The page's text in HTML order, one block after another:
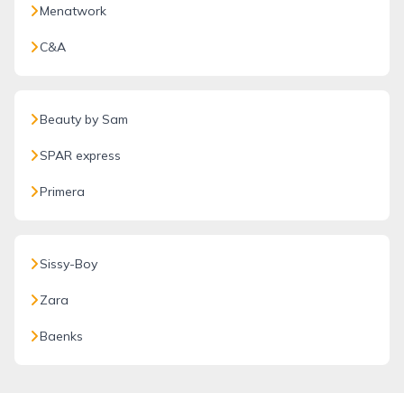
Menatwork
C&A
Beauty by Sam
SPAR express
Primera
Sissy-Boy
Zara
Baenks